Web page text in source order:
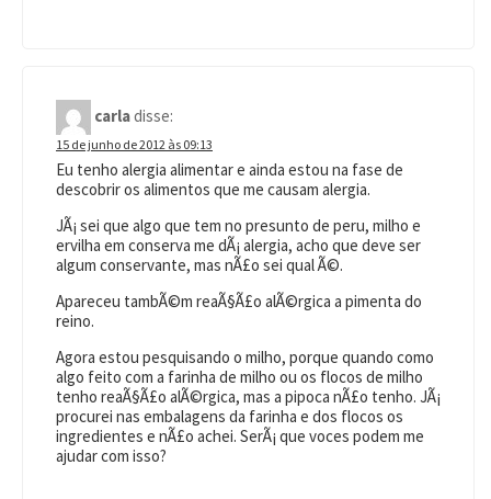
carladisse:
15 de junho de 2012 às 09:13
Eu tenho alergia alimentar e ainda estou na fase de
descobrir os alimentos que me causam alergia.
JÃ¡ sei que algo que tem no presunto de peru, milho e
ervilha em conserva me dÃ¡ alergia, acho que deve ser
algum conservante, mas nÃ£o sei qual Ã©.
Apareceu tambÃ©m reaÃ§Ã£o alÃ©rgica a pimenta do
reino.
Agora estou pesquisando o milho, porque quando como
algo feito com a farinha de milho ou os flocos de milho
tenho reaÃ§Ã£o alÃ©rgica, mas a pipoca nÃ£o tenho. JÃ¡
procurei nas embalagens da farinha e dos flocos os
ingredientes e nÃ£o achei. SerÃ¡ que voces podem me
ajudar com isso?